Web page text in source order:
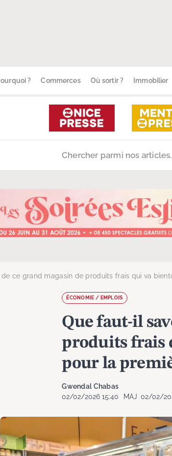
? Commerces Où sortir ? Immobilier
ce grand magasin de produits frais qui va
ÉCONOMIE / EMPLOIS
Que faut-il
produits frais
pour la
Gwendal Chabas
02/02/2026 15:40
MAJ 02/02/